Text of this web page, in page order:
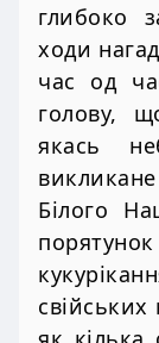
глибоко
ходи
час од
голову,
якась
Білого